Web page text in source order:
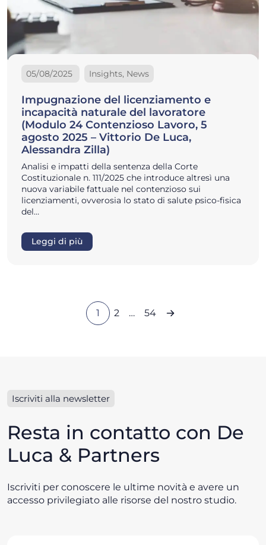
05/08/2025 Insights, News
Impugnazione del licenziamento e
incapacità naturale del lavoratore
(Modulo 24 Contenzioso Lavoro, 5
agosto 2025 – Vittorio De Luca,
Alessandra Zilla)
Analisi e impatti della sentenza della Corte
Costituzionale n. 111/2025 che introduce altresì una
nuova variabile fattuale nel contenzioso sui
licenziamenti, ovverosia lo stato di salute psico-fisica
del…
Leggi di più
1 2 … 54
Iscriviti alla newsletter
Resta in contatto con De
Luca & Partners
Iscriviti per conoscere le ultime novità e avere un
accesso privilegiato alle risorse del nostro studio.